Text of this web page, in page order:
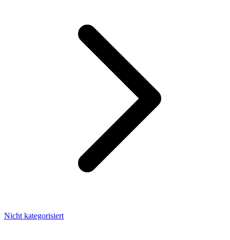
Nicht kategorisiert